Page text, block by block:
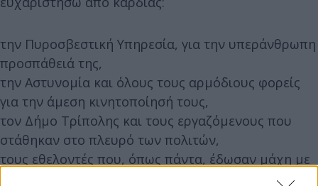
την Πυροσβεστική Υπηρεσία, για την υπεράνθρωπη
προσπάθειά της,
την Αστυνομία και όλους τους αρμόδιους φορείς
για την άμεση κινητοποίησή τους,
τον Δήμο Τρίπολης και τους εργαζόμενους που
στάθηκαν στο πλευρό των πολιτών,
τους εθελοντές που, όπως πάντα, έδωσαν μάχη με